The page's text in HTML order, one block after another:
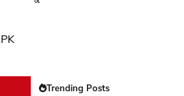
Trending Posts